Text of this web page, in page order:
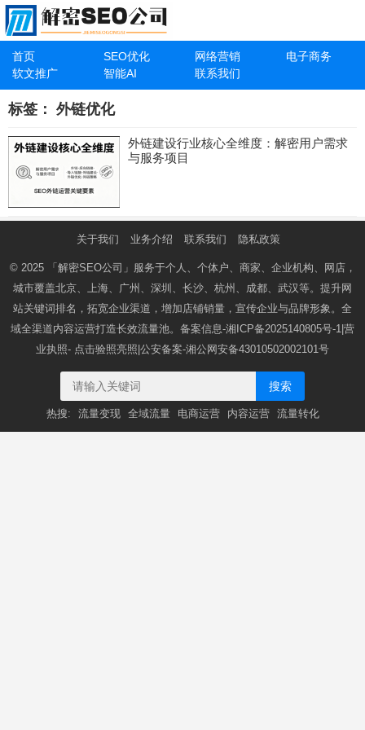
首页 SEO优化 网络营销
电子商务
软文推广
智能AI 联系我们
标签： 外链优化
外链建设行业核心全维度：解密用户需求
与服务项目
关于我们 业务介绍 联系我们 隐私政策
© 2025 「解密SEO公司」 服务于个人、个体户、商家、企业机构、网店，
城市覆盖北京、上海、广州、深圳、长沙、杭州、成都、武汉等。提升网
站关键词排名，拓宽企业渠道，增加店铺销量，宣传企业与品牌形象。全
域全渠道内容运营打造长效流量池。备案信息-湘ICP备2025140805号-1 |营
业执照- 点击验照亮照 |公安备案-湘公网安备43010502002101号
搜索
热搜: 流量变现 全域流量 电商运营 内容运营 流量转化